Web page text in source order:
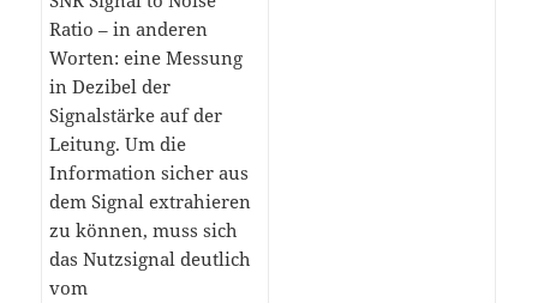
Ratio – in anderen
Worten: eine Messung
in Dezibel der
Signalstärke auf der
Leitung. Um die
Information sicher aus
dem Signal extrahieren
zu können, muss sich
das Nutzsignal deutlich
vom